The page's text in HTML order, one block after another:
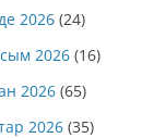
2026 (24)
2026 (16)
2026 (65)
2026 (35)